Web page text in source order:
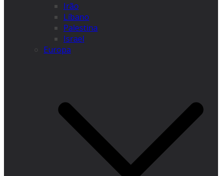
Irão
Líbano
Palestina
Israel
Europa